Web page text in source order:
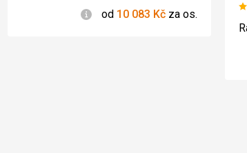
Informace
od 10 083 Kč za os.